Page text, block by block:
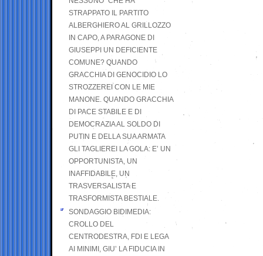
STRAPPATO IL PARTITO
ALBERGHIERO AL GRILLOZZO
IN CAPO, A PARAGONE DI
GIUSEPPI UN DEFICIENTE
COMUNE? QUANDO
GRACCHIA DI GENOCIDIO LO
STROZZEREI CON LE MIE
MANONE. QUANDO GRACCHIA
DI PACE STABILE E DI
DEMOCRAZIA AL SOLDO DI
PUTIN E DELLA SUA ARMATA
GLI TAGLIEREI LA GOLA: E’ UN
OPPORTUNISTA, UN
INAFFIDABILE, UN
TRASVERSALISTA E
TRASFORMISTA BESTIALE.
SONDAGGIO BIDIMEDIA:
CROLLO DEL
CENTRODESTRA, FDI E LEGA
AI MINIMI, GIU’ LA FIDUCIA IN